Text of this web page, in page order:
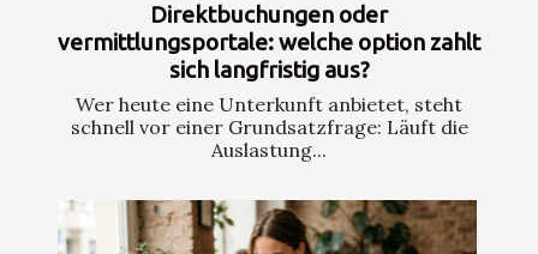
Direktbuchungen oder
vermittlungsportale: welche option zahlt
sich langfristig aus?
Wer heute eine Unterkunft anbietet, steht
schnell vor einer Grundsatzfrage: Läuft die
Auslastung...